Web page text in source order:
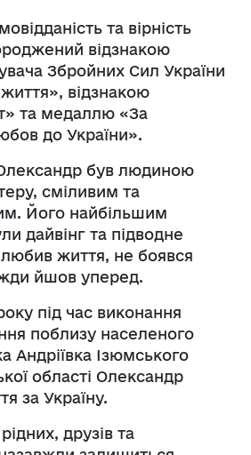
та вірність
відзнакою
Збройних Сил України
відзнакою
та медаллю «За
до України».
був людиною
сміливим та
Його найбільшим
дайвінг та підводне
життя, не боявся
йшов уперед.
під час виконання
поблизу населеного
Андріївка Ізюмського
області Олександр
за Україну.
друзів та